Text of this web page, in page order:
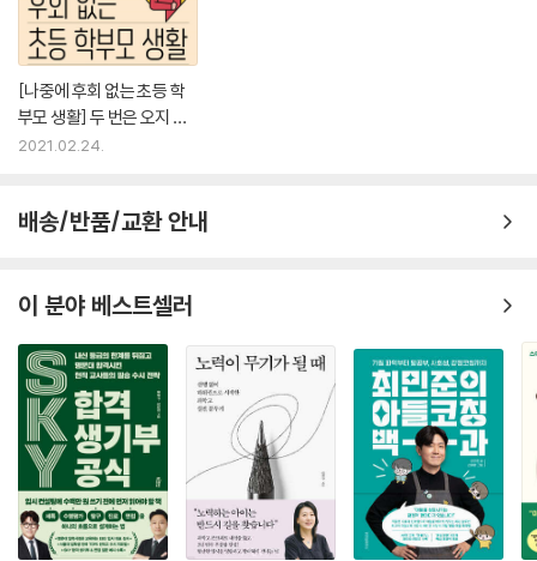
[나중에 후회 없는 초등 학
부모 생활] 두 번은 오지 않
을 아이의 초등 생활
2021.02.24.
배송/반품/교환 안내
이 분야 베스트셀러